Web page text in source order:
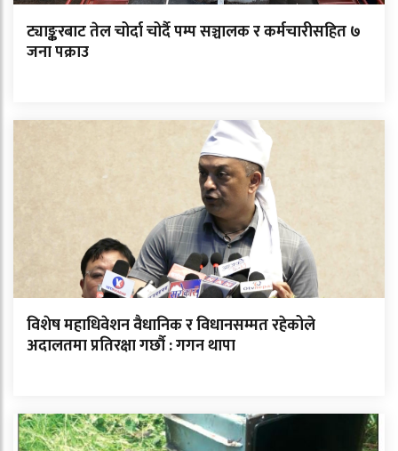
ट्याङ्करबाट तेल चोर्दा चोर्दै पम्प सञ्चालक र कर्मचारीसहित ७
जना पक्राउ
विशेष महाधिवेशन वैधानिक र विधानसम्मत रहेकोले
अदालतमा प्रतिरक्षा गर्छौ : गगन थापा